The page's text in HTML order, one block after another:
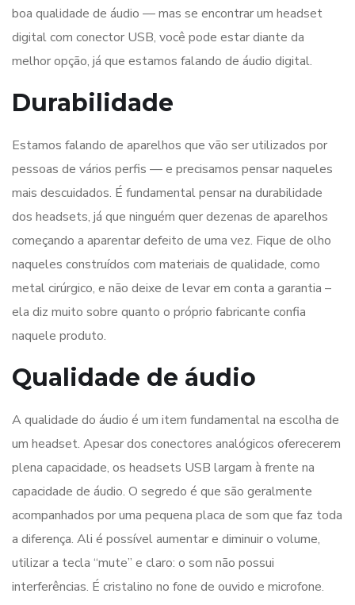
boa qualidade de áudio — mas se encontrar um headset
digital com conector USB, você pode estar diante da
melhor opção, já que estamos falando de áudio digital.
Durabilidade
Estamos falando de aparelhos que vão ser utilizados por
pessoas de vários perfis — e precisamos pensar naqueles
mais descuidados. É fundamental pensar na durabilidade
dos headsets, já que ninguém quer dezenas de aparelhos
começando a aparentar defeito de uma vez. Fique de olho
naqueles construídos com materiais de qualidade, como
metal cirúrgico, e não deixe de levar em conta a garantia –
ela diz muito sobre quanto o próprio fabricante confia
naquele produto.
Qualidade de áudio
A qualidade do áudio é um item fundamental na escolha de
um headset. Apesar dos conectores analógicos oferecerem
plena capacidade, os headsets USB largam à frente na
capacidade de áudio. O segredo é que são geralmente
acompanhados por uma pequena placa de som que faz toda
a diferença. Ali é possível aumentar e diminuir o volume,
utilizar a tecla “mute” e claro: o som não possui
interferências. É cristalino no fone de ouvido e microfone.